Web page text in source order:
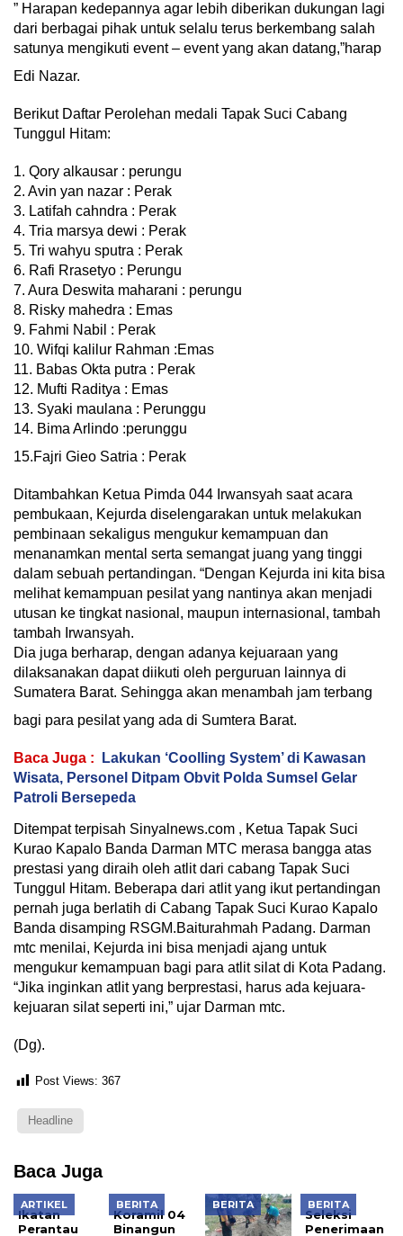
” Harapan kedepannya agar lebih diberikan dukungan lagi
dari berbagai pihak untuk selalu terus berkembang salah
satunya mengikuti event – event yang akan datang,”harap
Edi Nazar.
Berikut Daftar Perolehan medali Tapak Suci Cabang
Tunggul Hitam:
1. Qory alkausar : perungu
2. Avin yan nazar : Perak
3. Latifah cahndra : Perak
4. Tria marsya dewi : Perak
5. Tri wahyu sputra : Perak
6. Rafi Rrasetyo : Perungu
7. Aura Deswita maharani : perungu
8. Risky mahedra : Emas
9. Fahmi Nabil : Perak
10. Wifqi kalilur Rahman :Emas
11. Babas Okta putra : Perak
12. Mufti Raditya : Emas
13. Syaki maulana : Perunggu
14. Bima Arlindo :perunggu
15.Fajri Gieo Satria : Perak
Ditambahkan Ketua Pimda 044 Irwansyah saat acara
pembukaan, Kejurda diselengarakan untuk melakukan
pembinaan sekaligus mengukur kemampuan dan
menanamkan mental serta semangat juang yang tinggi
dalam sebuah pertandingan. “Dengan Kejurda ini kita bisa
melihat kemampuan pesilat yang nantinya akan menjadi
utusan ke tingkat nasional, maupun internasional, tambah
tambah Irwansyah.
Dia juga berharap, dengan adanya kejuaraan yang
dilaksanakan dapat diikuti oleh perguruan lainnya di
Sumatera Barat. Sehingga akan menambah jam terbang
bagi para pesilat yang ada di Sumtera Barat.
Baca Juga :
Lakukan ‘Coolling System’ di Kawasan
Wisata, Personel Ditpam Obvit Polda Sumsel Gelar
Patroli Bersepeda
Ditempat terpisah Sinyalnews.com , Ketua Tapak Suci
Kurao Kapalo Banda Darman MTC merasa bangga atas
prestasi yang diraih oleh atlit dari cabang Tapak Suci
Tunggul Hitam. Beberapa dari atlit yang ikut pertandingan
pernah juga berlatih di Cabang Tapak Suci Kurao Kapalo
Banda disamping RSGM.Baiturahmah Padang. Darman
mtc menilai, Kejurda ini bisa menjadi ajang untuk
mengukur kemampuan bagi para atlit silat di Kota Padang.
“Jika inginkan atlit yang berprestasi, harus ada kejuara-
kejuaran silat seperti ini,” ujar Darman mtc.
(Dg).
Post Views: 367
Headline
Baca Juga
ARTIKEL
Ikatan
Perantau
BERITA
Koramil 04
Binangun
BERITA BERITA
Seleksi
Penerimaan